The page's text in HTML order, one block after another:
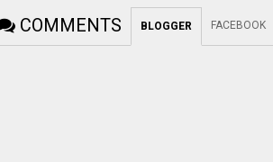
COMMENTS BLOGGER FACEBOOK